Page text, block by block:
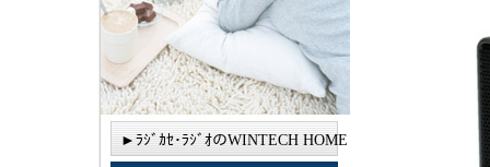
►ﾗｼﾞｶｾ･ﾗｼﾞｵのWINTECH HOME